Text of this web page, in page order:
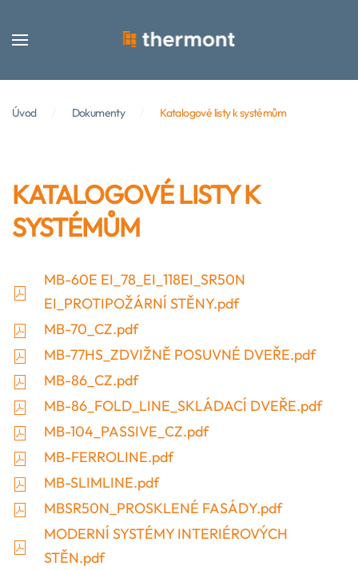
Skip to main content
Úvod Dokumenty Katalogové listy k systémům
KATALOGOVÉ LISTY K
SYSTÉMŮM
MB-60E EI_78_EI_118EI_SR50N
EI_PROTIPOŽÁRNÍ STĚNY.pdf
MB-70_CZ.pdf
MB-77HS_ZDVIŽNĚ POSUVNÉ DVEŘE.pdf
MB-86_CZ.pdf
MB-86_FOLD_LINE_SKLÁDACÍ DVEŘE.pdf
MB-104_PASSIVE_CZ.pdf
MB-FERROLINE.pdf
MB-SLIMLINE.pdf
MBSR50N_PROSKLENÉ FASÁDY.pdf
MODERNÍ SYSTÉMY INTERIÉROVÝCH
STĚN.pdf